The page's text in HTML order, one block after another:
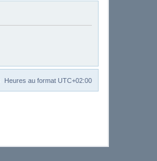
Heures au format UTC+02:00